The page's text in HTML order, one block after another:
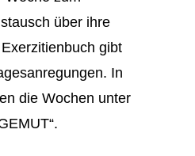
über ihre
gibt
In
die Wochen unter